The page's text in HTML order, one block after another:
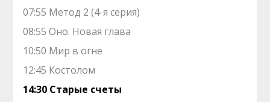
07:55 Метод 2 (4-я серия)
08:55 Оно. Новая глава
10:50 Мир в огне
12:45 Костолом
14:30 Старые счеты